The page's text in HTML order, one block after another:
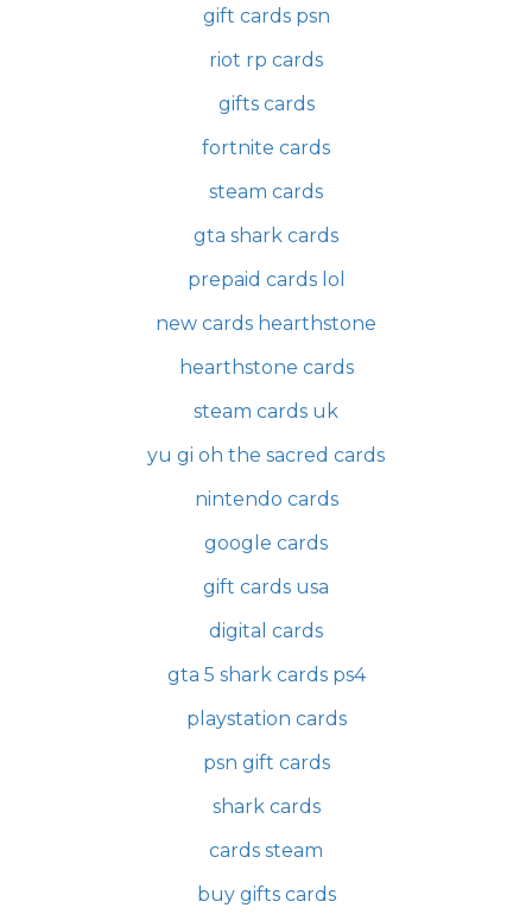
gift cards psn
riot rp cards
gifts cards
fortnite cards
steam cards
gta shark cards
prepaid cards lol
new cards hearthstone
hearthstone cards
steam cards uk
yu gi oh the sacred cards
nintendo cards
google cards
gift cards usa
digital cards
gta 5 shark cards ps4
playstation cards
psn gift cards
shark cards
cards steam
buy gifts cards